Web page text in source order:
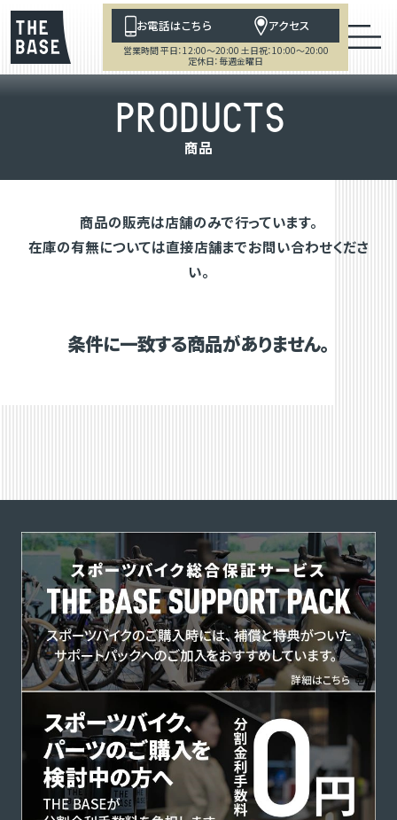
お電話はこちら アクセス
営業時間 平日：12:00～20:00 土日祝：10:00～20:00
定休日：毎週金曜日
PRODUCTS
商品
商品の販売は店舗のみで行っています。
在庫の有無については直接店舗までお問い合わせくださ
い。
条件に一致する商品がありません。